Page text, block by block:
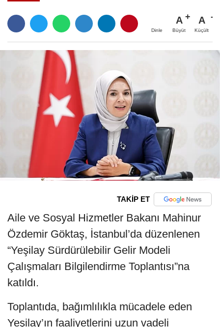
Dinle
A
Büyüt
A
Küçült
TAKİP ET
Aile ve Sosyal Hizmetler Bakanı Mahinur
Özdemir Göktaş, İstanbul’da düzenlenen
“Yeşilay Sürdürülebilir Gelir Modeli
Çalışmaları Bilgilendirme Toplantısı”na
katıldı.
Toplantıda, bağımlılıkla mücadele eden
Yeşilay’ın faaliyetlerini uzun vadeli